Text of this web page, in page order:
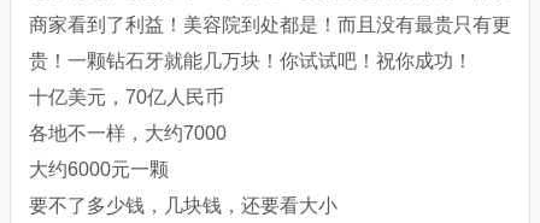
商家看到了利益！美容院到处都是！而且没有最贵只有更
贵！一颗钻石牙就能几万块！你试试吧！祝你成功！
十亿美元，70亿人民币
各地不一样，大约7000
大约6000元一颗
要不了多少钱，几块钱，还要看大小